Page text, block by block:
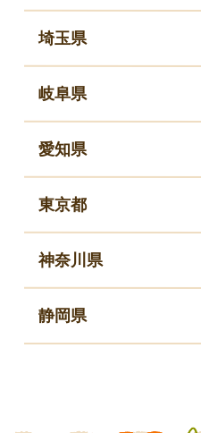
埼玉県
岐阜県
愛知県
東京都
神奈川県
静岡県